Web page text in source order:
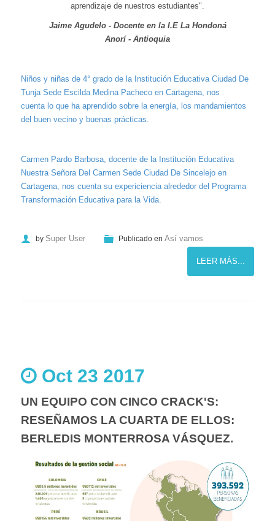
aprendizaje de nuestros estudiantes".​
Jaime Agudelo - Docente en la I.E La Hondoná
Anorí - Antioquia
Niños y niñas de 4° grado de la Institución Educativa Ciudad De
Tunja Sede Escilda Medina Pacheco en Cartagena, nos
cuenta lo que ha aprendido sobre la energía, los mandamientos
del buen vecino y buenas prácticas.
Carmen Pardo Barbosa, docente de la Institución Educativa
Nuestra Señora Del Carmen Sede Ciudad De Sincelejo en
Cartagena, nos cuenta su expericiencia alrededor del Programa
Transformación Educativa para la Vida.
by Super User Publicado en Así vamos
LEER MÁS...
Oct 23 2017
UN EQUIPO CON CINCO CRACK'S:
RESEÑAMOS LA CUARTA DE ELLOS:
BERLEDIS MONTERROSA VÁSQUEZ.